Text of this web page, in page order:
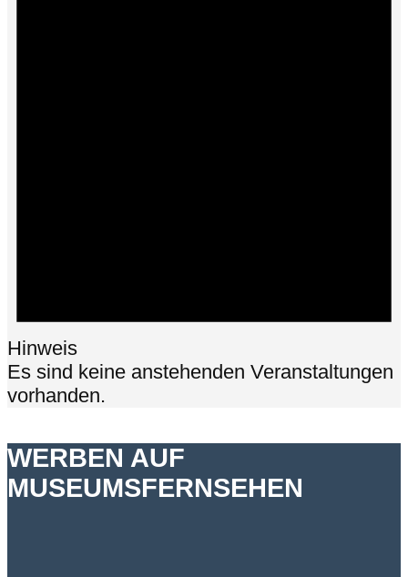
Hinweis
Es sind keine anstehenden Veranstaltungen
vorhanden.
WERBEN AUF
MUSEUMSFERNSEHEN